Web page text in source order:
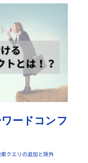
ードコンフ
クエリの追加と除外